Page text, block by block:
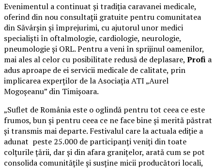
Evenimentul a continuat și tradiția caravanei medicale,
oferind din nou consultații gratuite pentru comunitatea
din Săvârșin și împrejurimi, cu ajutorul unor medici
specialiști în oftalmologie, cardiologie, neurologie,
pneumologie și ORL. Pentru a veni în sprijinul oamenilor,
mai ales al celor cu posibilitate redusă de deplasare, Profi a
adus aproape de ei servicii medicale de calitate, prin
implicarea experților de la Asociația ATI „Aurel
Mogoșeanu” din Timișoara.
„Suflet de România este o oglindă pentru tot ceea ce este
frumos, bun și pentru ceea ce ne face bine și merită păstrat
și transmis mai departe. Festivalul care la actuala ediție a
adunat peste 25.000 de participanți veniți din toate
colțurile țării, dar și din afara granițelor, arată cum se pot
consolida comunitățile și susține micii producători locali,